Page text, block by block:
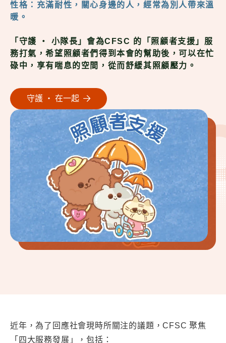
性格：充滿耐性，關心身邊的人，經常為別人帶來溫
暖。
「守護 ‧ 小隊長」會為CFSC 的「照顧者支援」服
務打氣，希望照顧者們得到本會的幫助後，可以在忙
碌中，享有喘息的空間，從而舒緩其照顧壓力。
守護 ‧ 在一起
近年，為了回應社會現時所關注的議題，CFSC 聚焦
「四大服務發展」，包括：